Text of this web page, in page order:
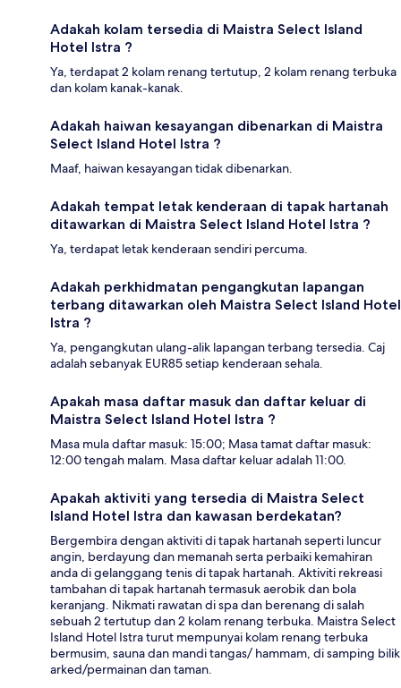
Adakah kolam tersedia di Maistra Select Island
Hotel Istra ?
Ya, terdapat 2 kolam renang tertutup, 2 kolam renang terbuka
dan kolam kanak-kanak.
Adakah haiwan kesayangan dibenarkan di Maistra
Select Island Hotel Istra ?
Maaf, haiwan kesayangan tidak dibenarkan.
Adakah tempat letak kenderaan di tapak hartanah
ditawarkan di Maistra Select Island Hotel Istra ?
Ya, terdapat letak kenderaan sendiri percuma.
Adakah perkhidmatan pengangkutan lapangan
terbang ditawarkan oleh Maistra Select Island Hotel
Istra ?
Ya, pengangkutan ulang-alik lapangan terbang tersedia. Caj
adalah sebanyak EUR85 setiap kenderaan sehala.
Apakah masa daftar masuk dan daftar keluar di
Maistra Select Island Hotel Istra ?
Masa mula daftar masuk: 15:00; Masa tamat daftar masuk:
12:00 tengah malam. Masa daftar keluar adalah 11:00.
Apakah aktiviti yang tersedia di Maistra Select
Island Hotel Istra dan kawasan berdekatan?
Bergembira dengan aktiviti di tapak hartanah seperti luncur
angin, berdayung dan memanah serta perbaiki kemahiran
anda di gelanggang tenis di tapak hartanah. Aktiviti rekreasi
tambahan di tapak hartanah termasuk aerobik dan bola
keranjang. Nikmati rawatan di spa dan berenang di salah
sebuah 2 tertutup dan 2 kolam renang terbuka. Maistra Select
Island Hotel Istra turut mempunyai kolam renang terbuka
bermusim, sauna dan mandi tangas/ hammam, di samping bilik
arked/permainan dan taman.